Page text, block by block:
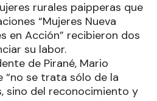
rurales paipperas que
“Mujeres Nueva
en Acción” recibieron dos
su labor.
de Pirané, Mario
“no se trata sólo de la
sino del reconocimiento y